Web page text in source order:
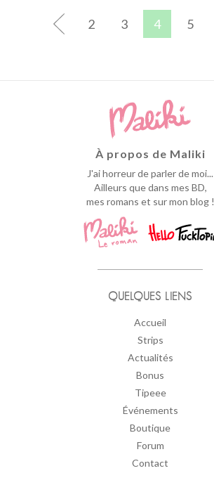
2 3 4 5
À propos de Maliki
J'ai horreur de parler de moi...
Ailleurs que dans mes BD,
mes romans et sur mon blog !
QUELQUES LIENS
Accueil
Strips
Actualités
Bonus
Tipeee
Événements
Boutique
Forum
Contact